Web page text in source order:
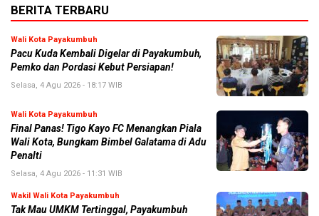
BERITA TERBARU
Wali Kota Payakumbuh
Pacu Kuda Kembali Digelar di Payakumbuh,
Pemko dan Pordasi Kebut Persiapan!
Selasa, 4 Agu 2026 - 18:17 WIB
Wali Kota Payakumbuh
Final Panas! Tigo Kayo FC Menangkan Piala
Wali Kota, Bungkam Bimbel Galatama di Adu
Penalti
Selasa, 4 Agu 2026 - 11:31 WIB
Wakil Wali Kota Payakumbuh
Tak Mau UMKM Tertinggal, Payakumbuh